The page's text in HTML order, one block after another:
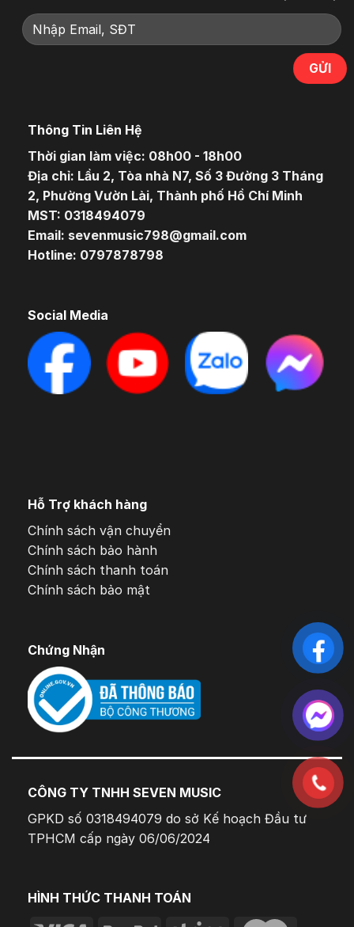
Thông Tin Liên Hệ
Thời gian làm việc: 08h00 - 18h00
Địa chỉ: Lầu 2, Tòa nhà N7, Số 3 Đường 3 Tháng
2, Phường Vườn Lài, Thành phố Hồ Chí Minh
MST: 0318494079
Email: sevenmusic798@gmail.com
Hotline: 0797878798
Social Media
Hỗ Trợ khách hàng
Chính sách vận chuyển
Chính sách bảo hành
Chính sách thanh toán
Chính sách bảo mật
Chứng Nhận
CÔNG TY TNHH SEVEN MUSIC
GPKD số 0318494079 do sở Kế hoạch Đầu tư
TPHCM cấp ngày 06/06/2024
HÌNH THỨC THANH TOÁN